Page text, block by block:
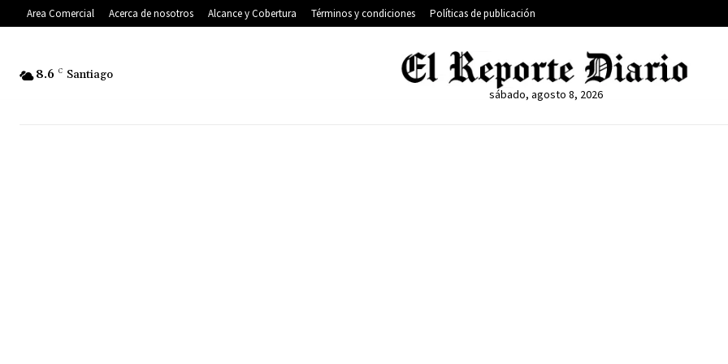
Area Comercial Acerca de nosotros Alcance y Cobertura Términos y condiciones Políticas de publicación
8.6 C Santiago
sábado, agosto 8, 2026